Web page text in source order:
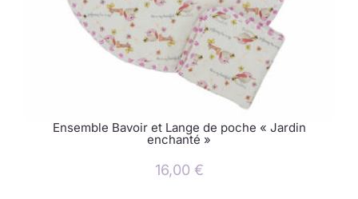
Ensemble Bavoir et Lange de poche « Jardin
enchanté »
16,00 €